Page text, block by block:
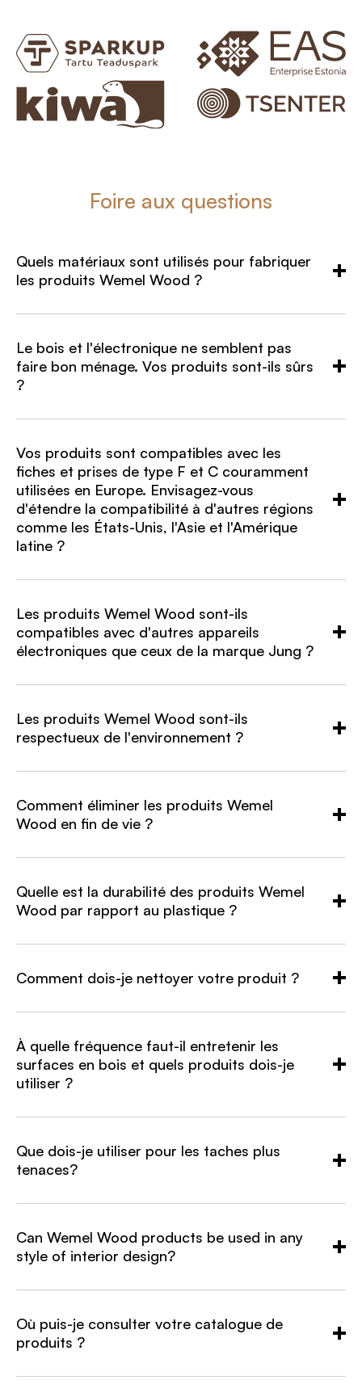
Foire aux questions
Quels matériaux sont utilisés pour fabriquer
les produits Wemel Wood ?
Le bois et l'électronique ne semblent pas
faire bon ménage. Vos produits sont-ils sûrs
?
Vos produits sont compatibles avec les
fiches et prises de type F et C couramment
utilisées en Europe. Envisagez-vous
d'étendre la compatibilité à d'autres régions
comme les États-Unis, l'Asie et l'Amérique
latine ?
Les produits Wemel Wood sont-ils
compatibles avec d'autres appareils
électroniques que ceux de la marque Jung ?
Les produits Wemel Wood sont-ils
respectueux de l'environnement ?
Comment éliminer les produits Wemel
Wood en fin de vie ?
Quelle est la durabilité des produits Wemel
Wood par rapport au plastique ?
Comment dois-je nettoyer votre produit ?
À quelle fréquence faut-il entretenir les
surfaces en bois et quels produits dois-je
utiliser ?
Que dois-je utiliser pour les taches plus
tenaces?
Can Wemel Wood products be used in any
style of interior design?
Où puis-je consulter votre catalogue de
produits ?